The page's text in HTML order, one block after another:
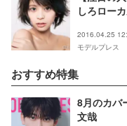
しろロー
2016.04.25
モデルプレス
おすすめ特集
8月のカバ
文哉